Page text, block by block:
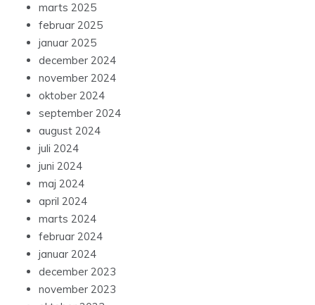
marts 2025
februar 2025
januar 2025
december 2024
november 2024
oktober 2024
september 2024
august 2024
juli 2024
juni 2024
maj 2024
april 2024
marts 2024
februar 2024
januar 2024
december 2023
november 2023